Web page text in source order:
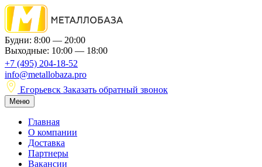
Будни: 8:00 — 20:00
Выходные: 10:00 — 18:00
+7 (495) 204-18-52
info@metallobaza.pro
Егорьевск Заказать обратный звонок
Меню
Главная
О компании
Доставка
Партнеры
Вакансии